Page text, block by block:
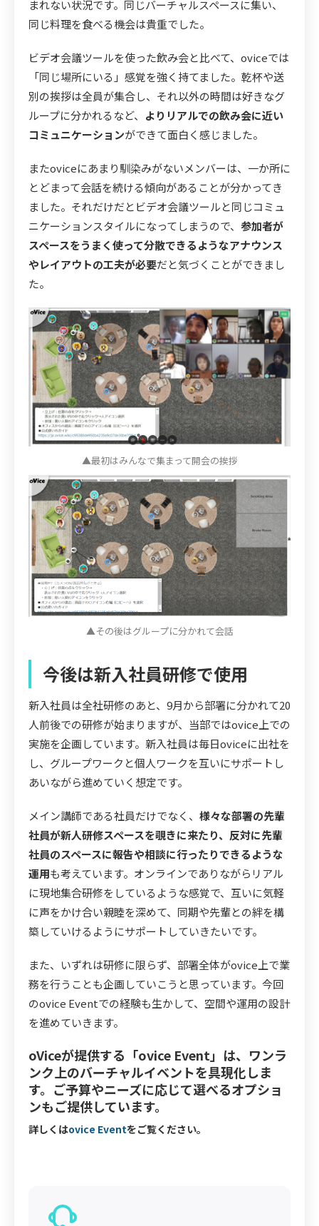
まれない状況です。同じバーチャルスペースに集い、
同じ料理を食べる機会は貴重でした。
ビデオ会議ツールを使った飲み会と比べて、oviceでは
「同じ場所にいる」感覚を強く持てました。乾杯や送
別の挨拶は全員が集合し、それ以外の時間は好きなグ
ループに分かれるなど、 よりリアルでの飲み会に近い
コミュニケーションができて面白く感じました。
またoviceにあまり馴染みがないメンバーは、一か所に
とどまって会話を続ける傾向があることが分かってき
ました。それだけだとビデオ会議ツールと同じコミュ
ニケーションスタイルになってしまうので、 参加者が
スペースをうまく使って分散できるようなアナウンス
やレイアウトの工夫が必要だと気づくことができまし
た。
▲最初はみんなで集まって開会の挨拶
▲その後はグループに分かれて会話
今後は新入社員研修で使用
新入社員は全社研修のあと、9月から部署に分かれて20
人前後での研修が始まりますが、当部ではovice上での
実施を企画しています。新入社員は毎日oviceに出社を
し、グループワークと個人ワークを互いにサポートし
あいながら進めていく想定です。
メイン講師である社員だけでなく、 様々な部署の先輩
社員が新人研修スペースを覗きに来たり、反対に先輩
社員のスペースに報告や相談に行ったりできるような
運用も考えています。オンラインでありながらリアル
に現地集合研修をしているような感覚で、互いに気軽
に声をかけ合い親睦を深めて、同期や先輩との絆を構
築していけるようにサポートしていきたいです。
また、いずれは研修に限らず、部署全体がovice上で業
務を行うことも企画していこうと思っています。今回
のovice Eventでの経験も生かして、空間や運用の設計
を進めていきます。
oViceが提供する「ovice Event」は、ワンラ
ンク上のバーチャルイベントを具現化しま
す。ご予算やニーズに応じて選べるオプショ
ンもご提供しています。
詳しくはovice Eventをご覧ください。